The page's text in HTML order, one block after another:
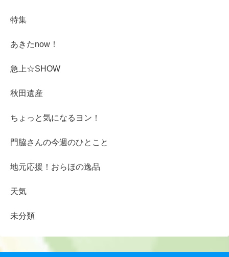
特集
あきたnow！
急上☆SHOW
秋田遺産
ちょっと気になるヨン！
門脇さんの今週のひとこと
地元応援！おらほの逸品
天気
未分類